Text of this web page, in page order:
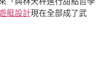
艇設計現在全部成了武